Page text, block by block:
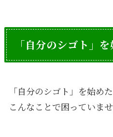
「自分のシゴト」
「自分のシゴト」を始め
こんなことで困っていま